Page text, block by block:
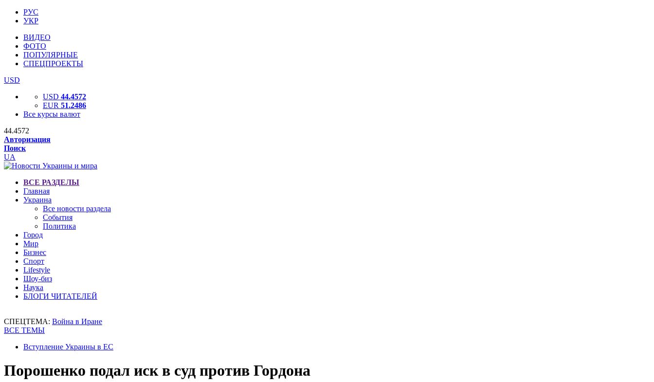
РУС
УКР
ВИДЕО
ФОТО
ПОПУЛЯРНЫЕ
СПЕЦПРОЕКТЫ
USD
USD 44.4572
EUR 51.2486
Все курсы валют
44.4572
Авторизация
Поиск
UA
ВСЕ РАЗДЕЛЫ
Главная
Украина
Все новости раздела
События
Политика
Город
Мир
Бизнес
Спорт
Lifestyle
Шоу-биз
Наука
БЛОГИ ЧИТАТЕЛЕЙ
СПЕЦТЕМА: Война в Иране
ВСЕ ТЕМЫ
Вступление Украины в ЕС
Порошенко подал иск в суд против Гордона